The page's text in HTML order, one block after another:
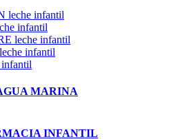
leche infantil
infantil
leche infantil
infantil
MARINA
INFANTIL